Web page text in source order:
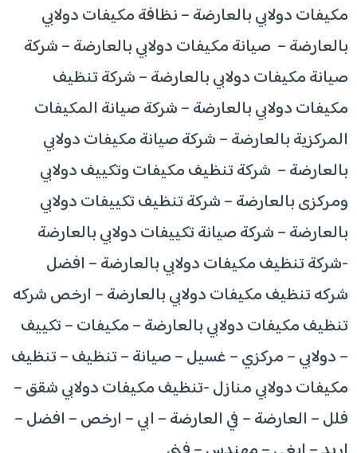
مكيفات دولابي بالعارضة – نظافة مكيفات دولابي
بالعارضة – صيانة مكيفات دولابي بالعارضة – شركة
صيانة مكيفات دولابي بالعارضة – شركة تنظيف
مكيفات دولابي بالعارضة – شركة صيانة المكيفات
المركزية بالعارضة – شركة صيانة مكيفات دولابي
بالعارضة – شركة تنظيف مكيفات وتكييف دولابي
ومركزى بالعارضة – شركة تنظيف تكييفات دولابي
بالعارضة – شركة صيانة تكييفات دولابي بالعارضة
-شركة تنظيف مكيفات دولابي بالعارضة – افضل
شركه تنظيف مكيفات دولابي بالعارضة – ارخص شركه
تنظيف مكيفات دولابي بالعارضة – مكيفات – تكييف
– دولابي – مركزي – غسيل – صيانة – تنظيف – تنظيف
مكيفات دولابي منازل -تنظيف مكيفات دولابي شقق –
فلل – العارضة – في العارضة – ابي – ارخص – افضل –